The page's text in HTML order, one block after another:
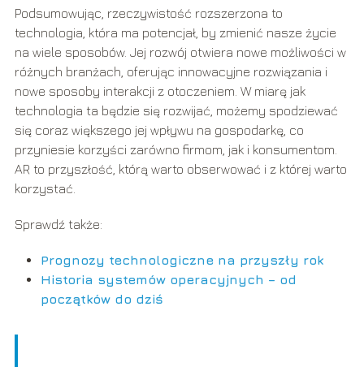
Podsumowując, rzeczywistość rozszerzona to
technologia, która ma potencjał, by zmienić nasze życie
na wiele sposobów. Jej rozwój otwiera nowe możliwości w
różnych branżach, oferując innowacyjne rozwiązania i
nowe sposoby interakcji z otoczeniem. W miarę jak
technologia ta będzie się rozwijać, możemy spodziewać
się coraz większego jej wpływu na gospodarkę, co
przyniesie korzyści zarówno firmom, jak i konsumentom.
AR to przyszłość, którą warto obserwować i z której warto
korzystać.
Sprawdź także:
Prognozy technologiczne na przyszły rok
Historia systemów operacyjnych – od
początków do dziś